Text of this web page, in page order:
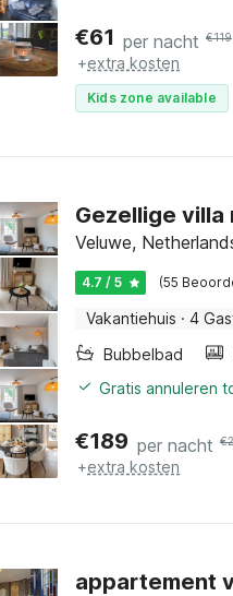
€61 per nacht €119
+extra kosten
Kids zone available
Gezellige villa
Veluwe,
4.7 / 5 (55
Vakantiehuis · 4
Bubbelbad
Gratis annuleren
€189 per nacht €
+extra kosten
appartement